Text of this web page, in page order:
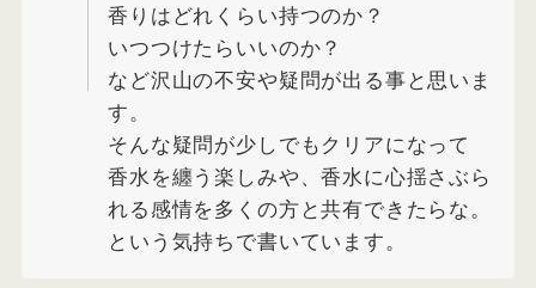
香りはどれくらい持つのか？
いつつけたらいいのか？
など沢山の不安や疑問が出る事と思いま
す。
そんな疑問が少しでもクリアになって
香水を纏う楽しみや、香水に心揺さぶら
れる感情を多くの方と共有できたらな。
という気持ちで書いています。